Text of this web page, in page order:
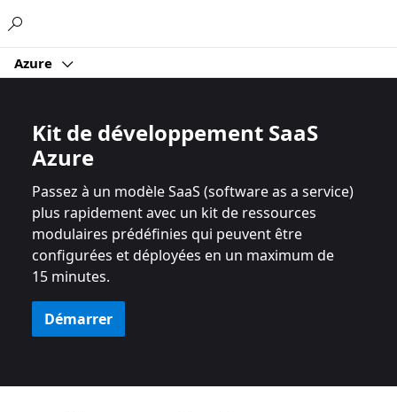
Azure
Kit de développement SaaS
Azure
Passez à un modèle SaaS (software as a service)
plus rapidement avec un kit de ressources
modulaires prédéfinies qui peuvent être
configurées et déployées en un maximum de
15 minutes.
Démarrer